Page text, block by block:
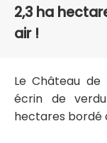
2,3 ha
air !
Le Château de
écrin de
hectares bordé